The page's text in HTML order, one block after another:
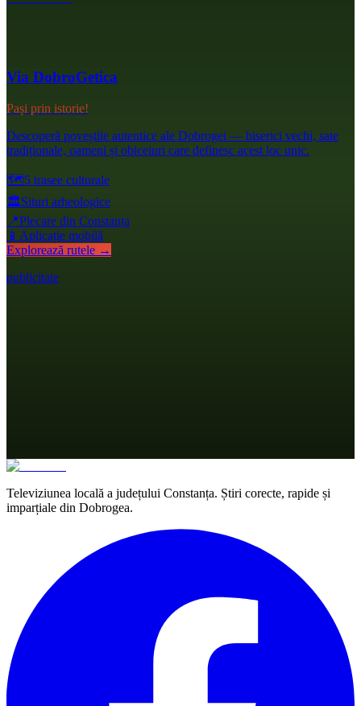
Via DobroGetica
Pași prin istorie!
Descoperă poveștile autentice ale Dobrogei — biserici vechi, sate
tradiționale, oameni și obiceiuri care definesc acest loc unic.
🗺️5 trasee culturale
🏛️Situri arheologice
📍Plecare din Constanța
📱 Aplicație mobilă
Explorează rutele →
publicitate
Televiziunea locală a județului Constanța. Știri corecte, rapide și
imparțiale din Dobrogea.